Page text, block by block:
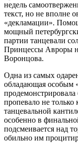
недель
текст, но не вполне
«декламации».
мощный
партии танцевали
Принцессы Авроры
Воронцова.
Одна из самых
обладающая особым
продемонстрировала
пропевало не
танцевальной
особенно в
подсмеивается над
обильно им